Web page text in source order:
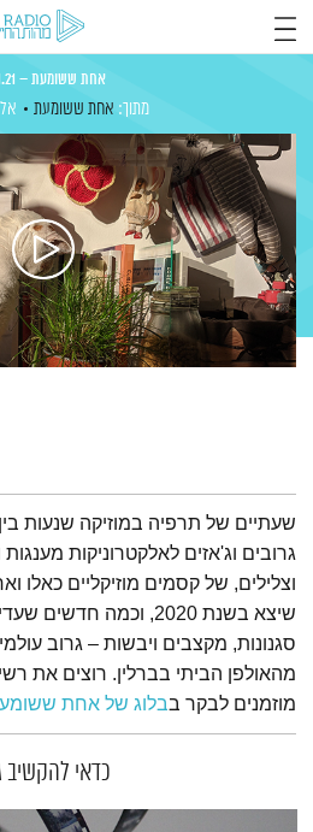
אחת ששומעת – 21.1.21
מתוך: אחת ששומעת
תמצית הפודקאסט
שעתיים של תרפיה במוזיקה שנעות
גרובים וג'אזים לאלקטרוניקות
וצלילים, של קסמים מוזיקליים כאלו
שיצא בשנת 2020, וכמה
סגנונות, מקצבים ויבשות – גרוב
מהאולפן הביתי בברלין. רוצים את
מוזמנים לבקר בבלוג של אחת
כדאי להקשיב